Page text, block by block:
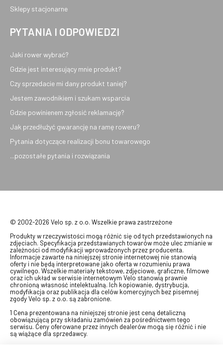
Sklepy stacjonarne
PYTANIA I ODPOWIEDZI
Jaki rower wybrać?
Gdzie jest interesujący mnie produkt?
Czy sprzedacie mi dany produkt taniej?
Jestem zawodnikiem i szukam wsparcia
Gdzie powinienem zgłosić reklamację?
Jak przedłużyć gwarancję na ramę roweru?
Pytania dotyczące realizacji bonu towarowego
...pozostałe pytania i rozwiązania
© 2002-2026 Velo sp. z o.o. Wszelkie prawa zastrzeżone
Produkty w rzeczywistości mogą różnić się od tych przedstawionych na
zdjęciach. Specyfikacja przedstawianych towarów może ulec zmianie w
zależności od modyfikacji wprowadzonych przez producenta.
Informacje zawarte na niniejszej stronie internetowej nie stanowią
oferty i nie będą interpretowane jako oferta w rozumieniu prawa
cywilnego. Wszelkie materiały tekstowe, zdjęciowe, graficzne, filmowe
oraz ich układ w serwisie internetowym Velo stanowią prawnie
chronioną własność intelektualną. Ich kopiowanie, dystrybucja,
modyfikacja oraz publikacja dla celów komercyjnych bez pisemnej
zgody Velo sp. z o.o. są zabronione.
1 Cena prezentowana na niniejszej stronie jest ceną detaliczną
obowiązującą przy składaniu zamówień za pośrednictwem tego
serwisu. Ceny oferowane przez innych dealerów mogą się różnić i nie
są wiążące dla sprzedawcy.